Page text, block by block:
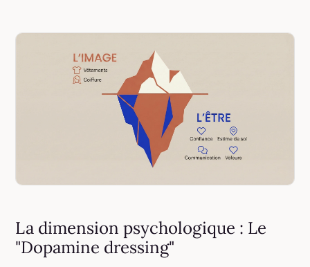
La dimension psychologique : Le
"Dopamine dressing"